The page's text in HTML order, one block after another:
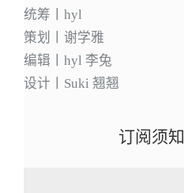
统筹丨hyl
策划丨谢学雅
编辑丨hyl 李兔
设计丨Suki 翘翘
订阅须知